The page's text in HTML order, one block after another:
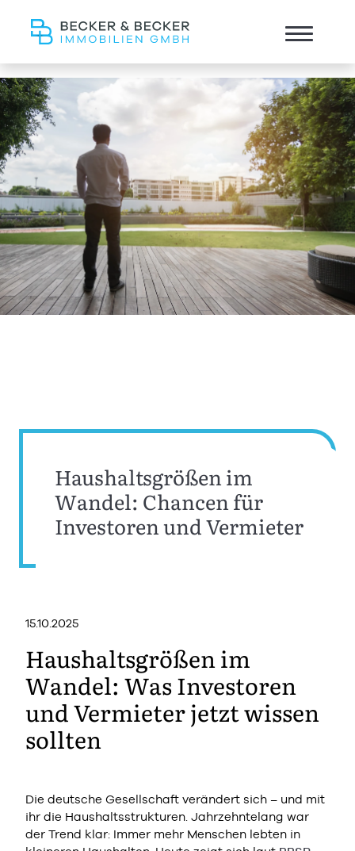
Haushaltsgrößen im
Wandel: Chancen für
Investoren und Vermieter
15.10.2025
Haushaltsgrößen im
Wandel: Was Investoren
und Vermieter jetzt wissen
sollten
Die deutsche Gesellschaft verändert sich – und mit
ihr die Haushaltsstrukturen. Jahrzehntelang war
der Trend klar: Immer mehr Menschen lebten in